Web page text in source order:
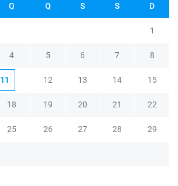
Q Q S S D
1
4 5 6 7 8
11 12 13 14 15
18 19 20 21 22
25 26 27 28 29